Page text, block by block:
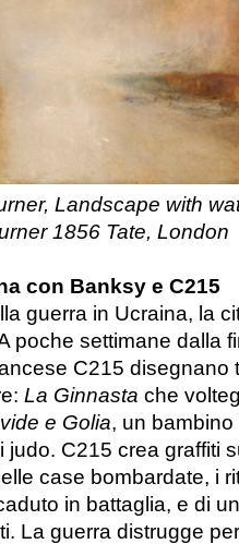
Landscape with
1856 Tate, London
con Banksy e C215
guerra in Ucraina, la
poche settimane dalla
C215 disegnano
La Ginnasta che
e Golia, un
C215 crea graffiti
case bombardate, i
in battaglia, e di
La guerra distrugge